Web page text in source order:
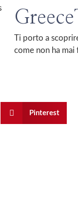
Ti porto a
come non ha
Pinterest